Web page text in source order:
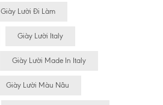
Giày Lười Đi Làm
Giày Lười Italy
Giày Lười Made In Italy
Giày Lười Màu Nâu